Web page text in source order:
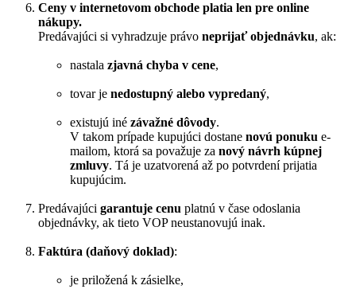
Ceny v internetovom obchode platia len pre online
nákupy.
Predávajúci si vyhradzuje právo neprijať objednávku, ak:
nastala zjavná chyba v cene,
tovar je nedostupný alebo vypredaný,
existujú iné závažné dôvody.
V takom prípade kupujúci dostane novú ponuku e-
mailom, ktorá sa považuje za nový návrh kúpnej
zmluvy. Tá je uzatvorená až po potvrdení prijatia
kupujúcim.
Predávajúci garantuje cenu platnú v čase odoslania
objednávky, ak tieto VOP neustanovujú inak.
Faktúra (daňový doklad):
je priložená k zásielke,